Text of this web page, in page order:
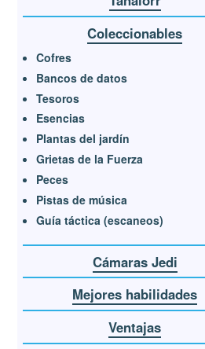
Coleccionables
Cofres
Bancos de datos
Tesoros
Esencias
Plantas del jardín
Grietas de la Fuerza
Peces
Pistas de música
Guía táctica (escaneos)
Cámaras Jedi
Mejores habilidades
Ventajas